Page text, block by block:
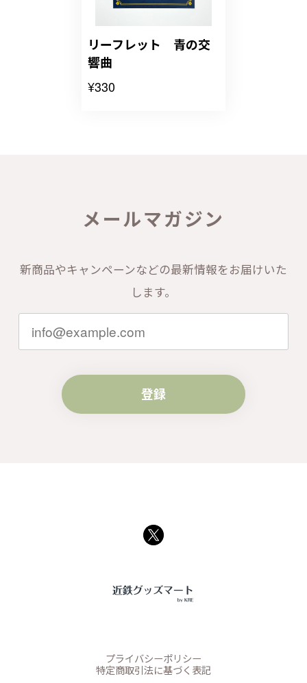
リーフレット 青の交
響曲
¥330
メールマガジン
新商品やキャンペーンなどの最新情報をお届けいた
します。
登録
プライバシーポリシー
特定商取引法に基づく表記